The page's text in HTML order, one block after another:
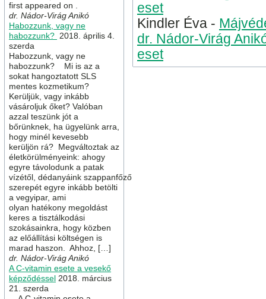
first appeared on .
dr. Nádor-Virág Anikó
Habozzunk, vagy ne
habozzunk? 2018. április 4.
szerda
Habozzunk, vagy ne
habozzunk? Mi is az a
sokat hangoztatott SLS
mentes kozmetikum?
Kerüljük, vagy inkább
vásároljuk őket? Valóban
azzal teszünk jót a
bőrünknek, ha ügyelünk arra,
hogy minél kevesebb
kerüljön rá? Megváltoztak az
életkörülményeink: ahogy
egyre távolodunk a patak
vízétől, dédanyáink szappanfőző
szerepét egyre inkább betölti
a vegyipar, ami
olyan hatékony megoldást
keres a tisztálkodási
szokásainkra, hogy közben
az előállítási költségen is
marad haszon. Ahhoz, […]
dr. Nádor-Virág Anikó
A C-vitamin esete a vesekő
képződéssel 2018. március
21. szerda
eset
Kindler Éva -
dr. Nádor-Virág
eset